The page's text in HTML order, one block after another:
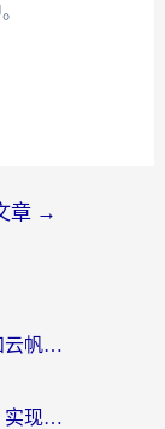
章 →
海外党必看：穿梭VPN好用吗？和云帆VPN对比哪个回国效果更好？附真实测评+避坑指南
海外党必看：如何选对国内VPN，实现无缝访问国内资源？